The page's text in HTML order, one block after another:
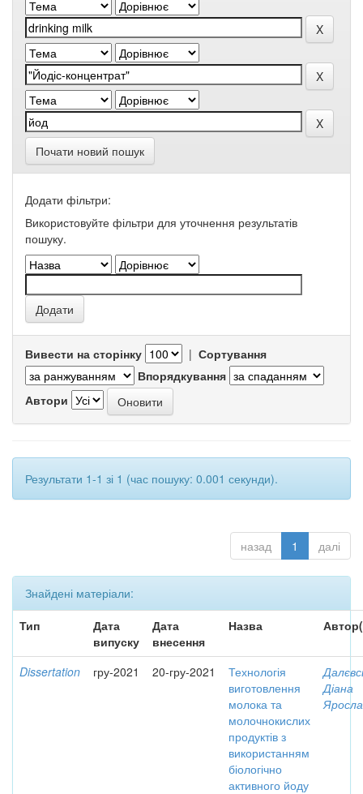
Почати новий пошук
Додати фільтри:
Використовуйте фільтри для уточнення результатів
пошуку.
Вивести на сторінку | Сортування
Впорядкування
Автори
Результати 1-1 зі 1 (час пошуку: 0.001 секунди).
назад 1 далі
Знайдені матеріали:
Тип
Дата
випуску
Дата
внесення
Назва
Dissertation гру-2021 20-гру-2021
Технологія
виготовлення
молока та
молочнокислих
продуктів з
використанням
біологічно
активного йоду
Діана